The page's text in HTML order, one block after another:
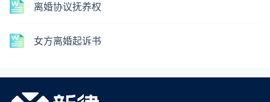
离婚协议抚养权
女方离婚起诉书